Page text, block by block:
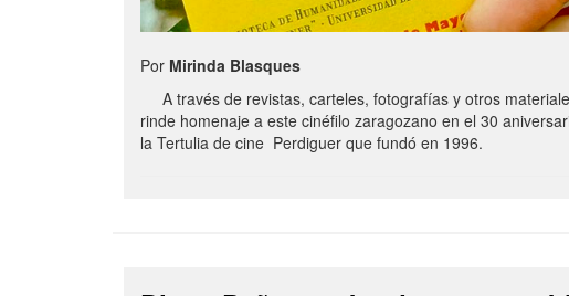
Por Mirinda Blasques
A través de revistas, carteles, fotografías y otros
rinde homenaje a este cinéfilo zaragozano en el 30
la Tertulia de cine Perdiguer que fundó en 1996.